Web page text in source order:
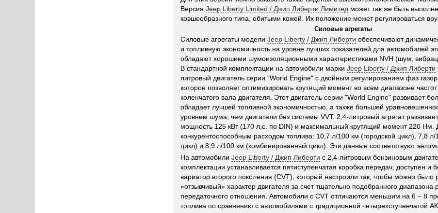
Версия Jeep Liberty Limited / Джип Либерти Лимитед может так же быть
ковшеобразного типа, обитыми кожей. Их положение может регулироваться
Силовые агрегаты
Силовые агрегаты модели Jeep Liberty / Джип Либерти обеспечивают
и топливную экономичность на уровне лучших показателей для автомобилей
обладают хорошими шумоизоляционными характеристиками NVH (шум,
В стандартной комплектации на автомобили марки Jeep Liberty / Джип Либерти
литровый двигатель серии "World Engine" с двойным регулированием фаз
которое позволяет оптимизировать крутящий момент во всем диапазоне
коленчатого вала двигателя. Этот двигатель серии "World Engine" развивает
обладает лучшей топливной экономичностью, а также большей
уровнем шума, чем двигатели без системы VVT. 2,4-литровый агрегат
мощность 125 кВт (170 л.с. по DIN) и максимальный крутящий момент 220 Нм.
конкурентоспособным расходом топлива: 10,7 л/100 км (городской цикл), 7,8
цикл) и 8,9 л/100 км (комбинированный цикл). Эти данные соответствуют
На автомобили Jeep Liberty / Джип Либерти с 2,4-литровым бензиновым
комплектации устанавливается пятиступенчатая коробка передач, доступен и
вариатор второго поколения (CVT), который настроили так, чтобы можно было
«отзывчивый» характер двигателя за счет тщательно подобранного диапазона
передаточного отношения. Автомобили с CVT отличаются меньшим на 6 – 8
топлива по сравнению с автомобилями с традиционной четырехступенчатой